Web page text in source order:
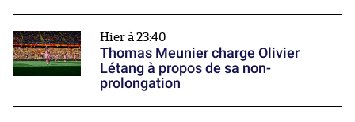
Hier à 23:40
Thomas Meunier charge Olivier
Létang à propos de sa non-
prolongation